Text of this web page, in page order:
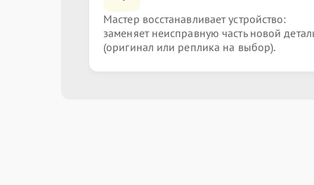
Мастер восстанавливает устройство:
заменяет неисправную часть новой
(оригинал или реплика на выбор).